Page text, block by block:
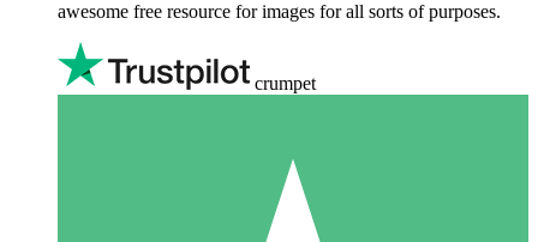
awesome free resource for images for all sorts of purposes.
crumpet